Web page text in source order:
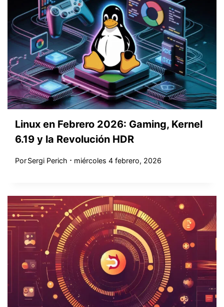
Linux en Febrero 2026: Gaming, Kernel
6.19 y la Revolución HDR
PorSergi Perich miércoles 4 febrero, 2026